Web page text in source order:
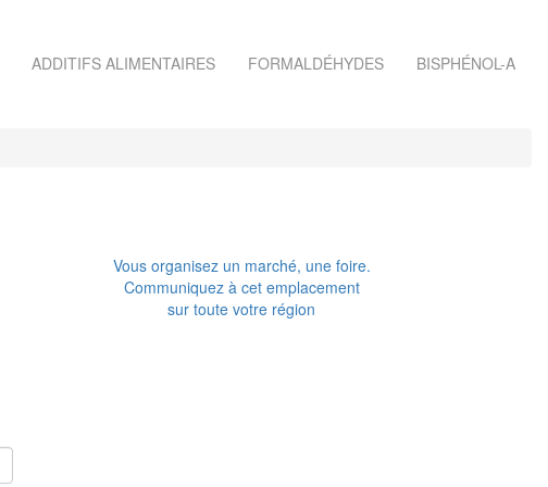
ADDITIFS ALIMENTAIRES FORMALDÉHYDES BISPHÉNOL-A
Vous organisez un marché, une foire.
Communiquez à cet emplacement
sur toute votre région